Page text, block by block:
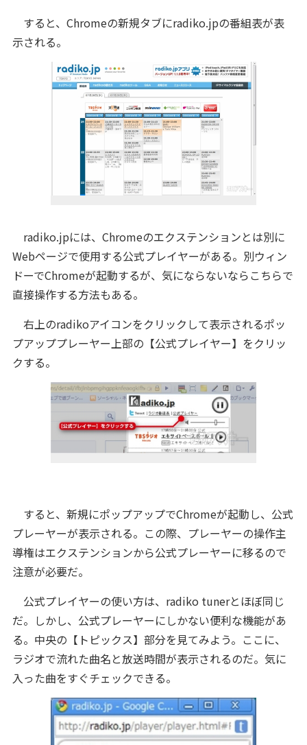
すると、Chromeの新規タブにradiko.jpの番組表が表
示される。
radiko.jpには、Chromeのエクステンションとは別に
Webページで使用する公式プレイヤーがある。別ウィン
ドーでChromeが起動するが、気にならないならこちらで
直接操作する方法もある。
右上のradikoアイコンをクリックして表示されるポッ
プアッププレーヤー上部の【公式プレイヤー】をクリッ
クする。
すると、新規にポップアップでChromeが起動し、公式
プレーヤーが表示される。この際、プレーヤーの操作主
導権はエクステンションから公式プレーヤーに移るので
注意が必要だ。
公式プレイヤーの使い方は、radiko tunerとほぼ同じ
だ。しかし、公式プレーヤーにしかない便利な機能があ
る。中央の【トピックス】部分を見てみよう。ここに、
ラジオで流れた曲名と放送時間が表示されるのだ。気に
入った曲をすぐチェックできる。